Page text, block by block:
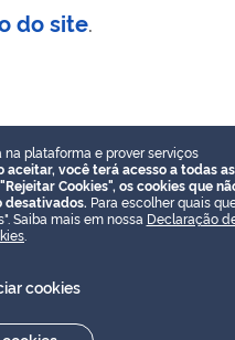
do site.
plataforma e prover serviços
aceitar, você terá acesso a todas as
Cookies", os cookies que
desativados. Para escolher quais
Saiba mais em nossa Declaração
cookies